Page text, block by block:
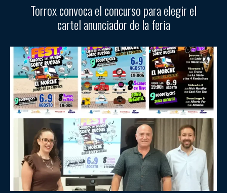
Torrox convoca el concurso para elegir el
cartel anunciador de la feria